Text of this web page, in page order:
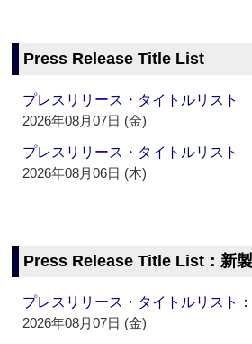
Press Release Title List
プレスリリース・タイトルリスト
2026年08月07日 (金)
プレスリリース・タイトルリスト
2026年08月06日 (木)
Press Release Title List：新
プレスリリース・タイトルリスト
2026年08月07日 (金)